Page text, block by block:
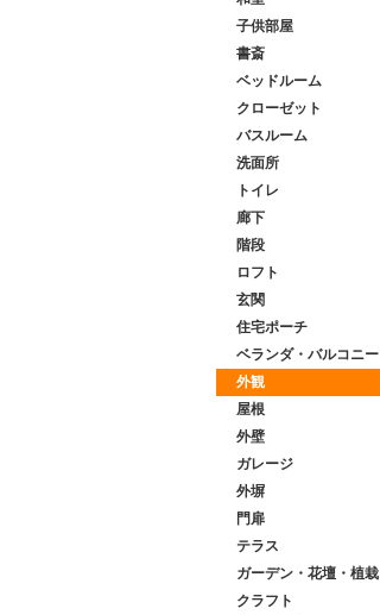
子供部屋
書斎
ベッドルーム
クローゼット
バスルーム
洗面所
トイレ
廊下
階段
ロフト
玄関
住宅ポーチ
ベランダ・バルコニー
外観
屋根
外壁
ガレージ
外塀
門扉
テラス
ガーデン・花壇・植栽
クラフト